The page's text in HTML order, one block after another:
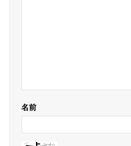
名前